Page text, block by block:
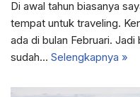
Di awal tahun biasanya
tempat untuk traveling.
ada di bulan Februari. Jadi
sudah… Selengkapnya »